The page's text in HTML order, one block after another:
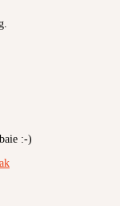
:-)